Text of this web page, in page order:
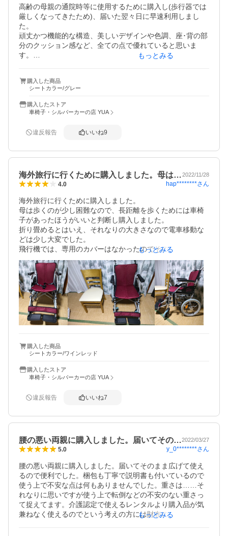
高齢の母親の通院時等に使用するために購入し(歩行器では
厳しくなってきたため)、届いた翌々日に早速利用しまし
た。
頑丈かつ機能的な構造、美しいデザインや色調、座･背の部
分のクッション感など、全ての点で優れていると思いま
す。
この価格でこの良質さ、とても満足しています。
コロナ第6波が落ち着き、暖かい季節が来たときには、母親
をこの車椅子に乗せて外へ連れ出して、日光浴でもさせた
いと思っています。
もっとみる
購入した商品
シートカラー/グレー
購入したストア
車椅子・シルバーカーの店 YUA
違反報告 いいね9
海外旅行に行くために購入しました。母は…2022/11/28
4.0 hap********さん
海外旅行に行くために購入しました。
母は歩くのが少し困難なので、長距離を歩くためには車椅
子があったほうがいいと判断し購入しました。
折り畳めるとはいえ、それなりの大きさなので電車移動な
どは少し大変でした。
飛行機では、専用のカバーはなかったのでそのまま本体の
まま預入荷物として預けましたが
特に傷つくこともなく良かったです。
荷物にはなりましたが、総合的にはやはり購入して旅行に
持っていってよかったと思っています。
普通自動車にも積み込めるので、
今後何かあった際にも使用できるかと思います。
もっとみる
購入した商品
シートカラー/ワインレッド
購入したストア
車椅子・シルバーカーの店 YUA
違反報告 いいね7
腰の悪い両親に購入しました。届いてその…2022/03/27
5.0 y_0********さん
腰の悪い両親に購入しました。届いてそのまま広げて使え
るので便利でした。梱包も丁寧で説明書も付いているので
使う上で不安な点は何もありませんでした。重さは……そ
れなりに思いですが使う上で転倒などの不安のない重さっ
て捉えてます。介護認定で使えるレンタルより購入品が気
兼ねなく使えるのでという考えの方には財布の負担少なく
もっとみる